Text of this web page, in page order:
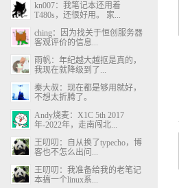
kn007：我笔记本还用着
T480s，还很好用。 家...
ching：因为找关于恒创服务器
客观评价的信息...
雨帆：年纪越大越抠是真的，
我现在就降级到了...
秦大叔：现在都是够用就好，
不想太折腾了。
Andy烧麦：X1C 5th 2017
年-2022年，走南闯北...
王叨叨：自从换了typecho，博
客也不怎么出问...
王叨叨：我准备给我的老笔记
本搞一个linux系...